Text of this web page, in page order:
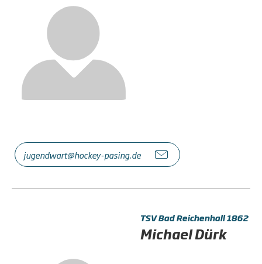
jugendwart@hockey-pasing.de
TSV Bad Reichenhall 1862
Michael Dürk